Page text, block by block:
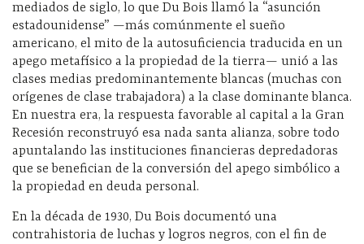
mediados de siglo, lo que Du Bois llamó la “asunción
estadounidense” —más comúnmente el sueño
americano, el mito de la autosuficiencia traducida en un
apego metafísico a la propiedad de la tierra— unió a las
clases medias predominantemente blancas (muchas con
orígenes de clase trabajadora) a la clase dominante blanca.
En nuestra era, la respuesta favorable al capital a la Gran
Recesión reconstruyó esa nada santa alianza, sobre todo
apuntalando las instituciones financieras depredadoras
que se benefician de la conversión del apego simbólico a
la propiedad en deuda personal.
En la década de 1930, Du Bois documentó una
contrahistoria de luchas y logros negros, con el fin de